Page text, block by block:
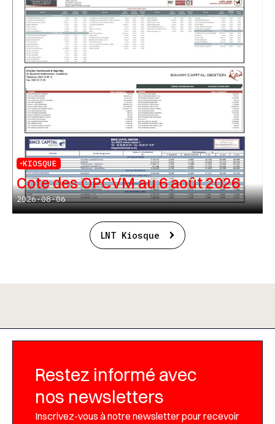
KIOSQUE
Cote des OPCVM au 6 août 2026
2026-08-06
LNT Kiosque
Restez informé avec
nos newsletters
Inscrivez-vous à notre newsletter pour recevoir